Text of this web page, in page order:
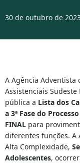
30 de outubro de
A Agência Adventista
Assistenciais
pública a Lista dos
a 3ª Fase do
FINAL para
diferentes funções. A
Alta Complexidade,
Adolescentes,